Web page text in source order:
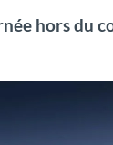
hors du